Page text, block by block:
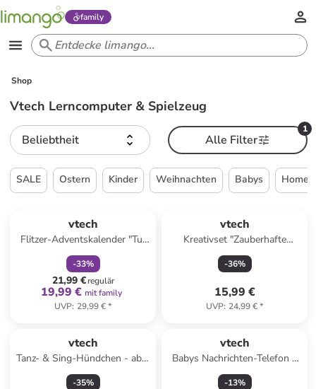
family
Shop
Vtech Lerncomputer & Spielzeug
Beliebtheit
1
Alle Filter
SALE Ostern Kinder Weihnachten Babys Home
vtech
Flitzer-Adventskalender "Tut
Tut Baby" - ab 12 Monaten
-33%
21,99 €regulär
19,99 € mit family
UVP: 29,99 €*
vtech
Kreativset "Zauberhafte
Einhorn-Handtasche" - ab 5
Jahren
-36%
15,99 €
UVP: 24,99 €*
vtech
Tanz- & Sing-Hündchen - ab 9
Monaten
-35%
vtech
Babys Nachrichten-Telefon -
ab 12 Monaten
-13%